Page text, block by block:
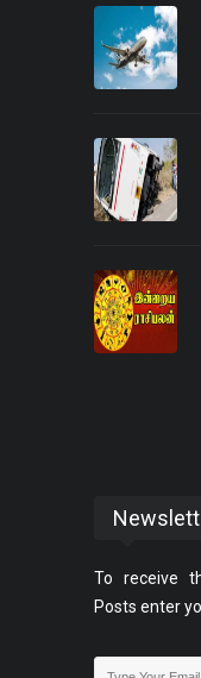
To receive
Posts enter